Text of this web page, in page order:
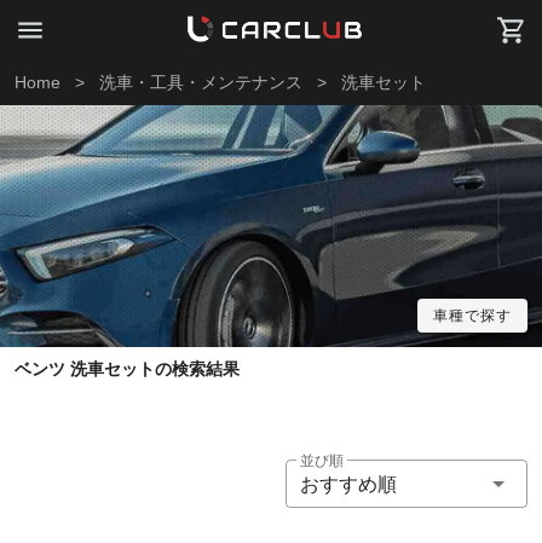
Home > 洗車・工具・メンテナンス > 洗車セット
車種で探す
ベンツ 洗車セットの検索結果
並び順
おすすめ順